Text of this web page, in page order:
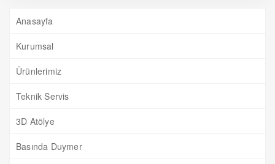
Anasayfa
Kurumsal
Ürünlerimiz
Teknik Servis
3D Atölye
Basında Duymer